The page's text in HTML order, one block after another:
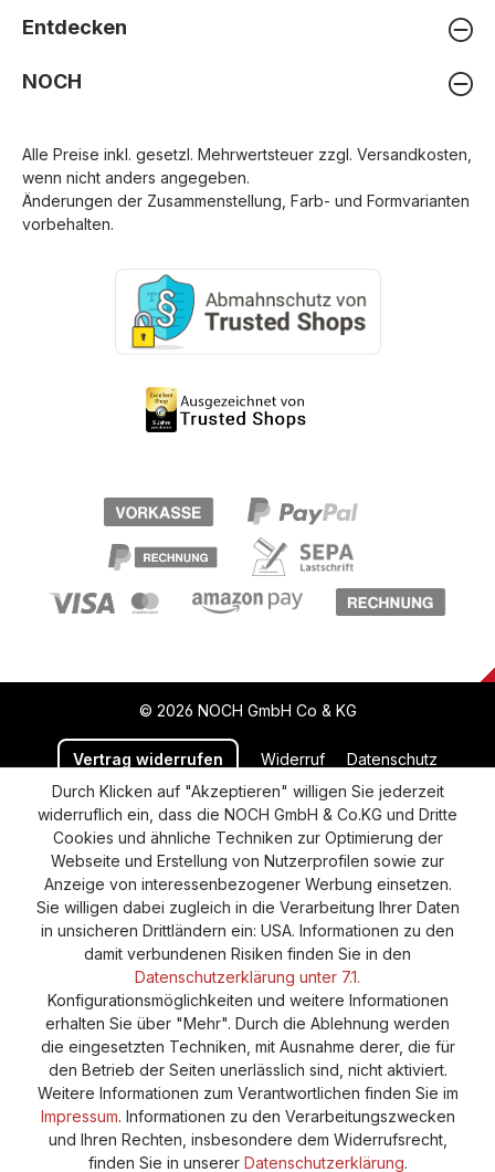
Entdecken
NOCH
Alle Preise inkl. gesetzl. Mehrwertsteuer zzgl. Versandkosten
wenn nicht anders angegeben.
Änderungen der Zusammenstellung, Farb- und Formvarianten
vorbehalten.
© 2026 NOCH GmbH Co & KG
Vertrag widerrufen Widerruf Datenschutz
Versand und Zahlung AGB
Impressum
Cookie-Einstellungen
Barrierefreiheitserklärung
Durch Klicken auf "Akzeptieren" willigen Sie jederzeit
widerruflich ein, dass die NOCH GmbH & Co.KG und Dritte
Cookies und ähnliche Techniken zur Optimierung der
Webseite und Erstellung von Nutzerprofilen sowie zur
Anzeige von interessenbezogener Werbung einsetzen.
Sie willigen dabei zugleich in die Verarbeitung Ihrer Daten
in unsicheren Drittländern ein: USA. Informationen zu den
damit verbundenen Risiken finden Sie in den
Datenschutzerklärung unter 7.1.
Konfigurationsmöglichkeiten und weitere Informationen
erhalten Sie über "Mehr". Durch die Ablehnung werden
die eingesetzten Techniken, mit Ausnahme derer, die für
den Betrieb der Seiten unerlässlich sind, nicht aktiviert.
Weitere Informationen zum Verantwortlichen finden Sie im
Impressum. Informationen zu den Verarbeitungszwecken
und Ihren Rechten, insbesondere dem Widerrufsrecht,
finden Sie in unserer Datenschutzerklärung.